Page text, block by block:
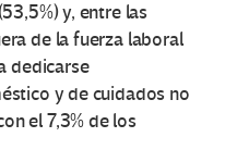
y, entre las
de la fuerza laboral
dedicarse
y de cuidados no
el 7,3% de los